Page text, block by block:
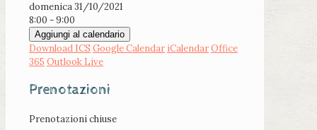
domenica 31/10/2021
8:00 - 9:00
Aggiungi al calendario
Download ICS Google Calendar iCalendarOffice
365 Outlook Live
Prenotazioni
Prenotazioni chiuse